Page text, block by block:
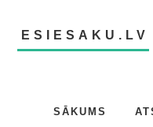
main
footerESIESAKU.LV
SĀKUMS